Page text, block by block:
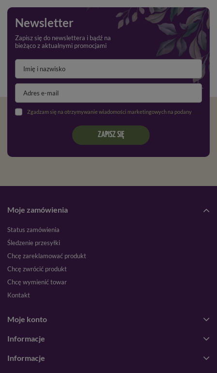
Newsletter
Zapisz się do newslettera i bądź na
bieżąco z aktualnymi promocjami
Zgadzam się na otrzymywanie wiadomości marketingowych na podany adres e-mail oraz przetwarzanie danych osobowych zgodnie z
ZAPISZ SIĘ
Moje zamówienia
Status zamówienia
Śledzenie przesyłki
Chcę zareklamować produkt
Chcę zwrócić produkt
Chcę wymienić towar
Kontakt
Moje konto
Informacje
Informacje